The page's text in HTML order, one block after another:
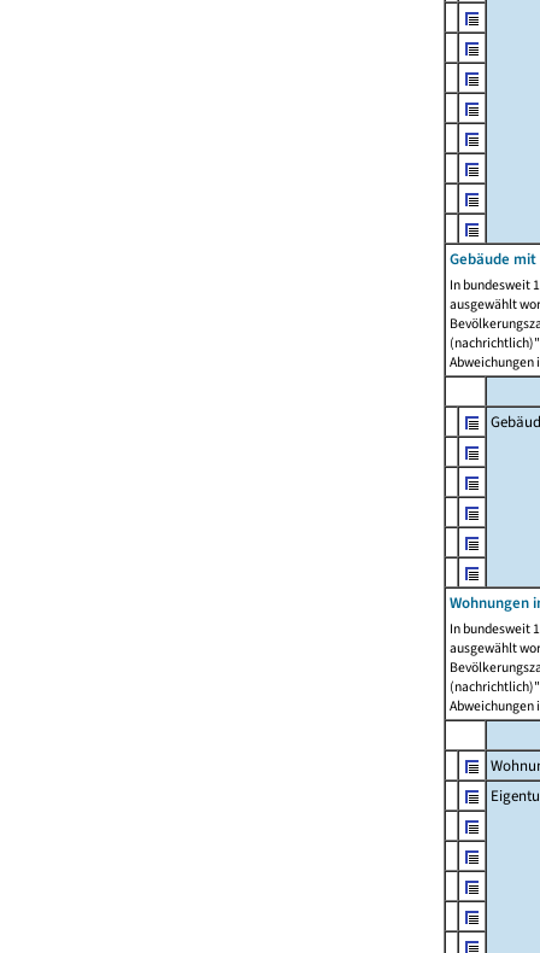
Gebäude mit
In bundesweit
ausgewählt
Abweichungen
Wohnungen
In bundesweit
ausgewählt
Abweichungen